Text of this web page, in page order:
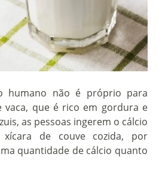
humano não é próprio para
vaca, que é rico em gordura e
as pessoas ingerem o cálcio
de couve cozida, por
quantidade de cálcio quanto